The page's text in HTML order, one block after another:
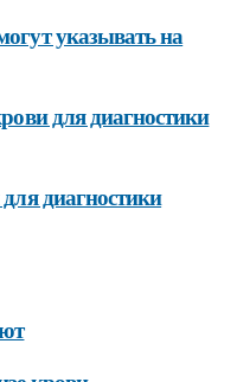
указывать на
для диагностики
диагностики